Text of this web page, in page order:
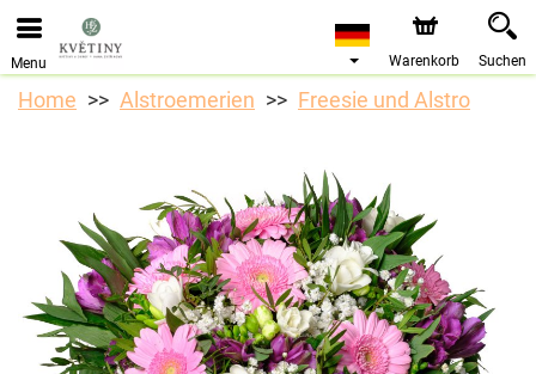
Menu Warenkorb Suchen
Home Alstroemerien Freesie und Alstro